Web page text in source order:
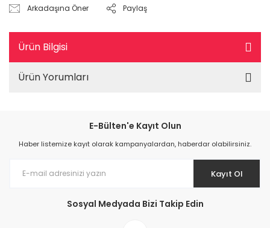
Arkadaşına Öner Paylaş
Ürün Bilgisi
Ürün Yorumları
E-Bülten'e Kayıt Olun
Haber listemize kayıt olarak kampanyalardan, haberdar olabilirsiniz.
Kayıt Ol
Sosyal Medyada Bizi Takip Edin